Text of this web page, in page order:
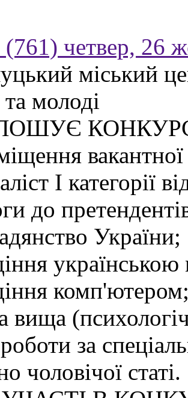
четвер, 26
міський
та молоді
І категорії
до
України;
вища
за
чоловічої статі.